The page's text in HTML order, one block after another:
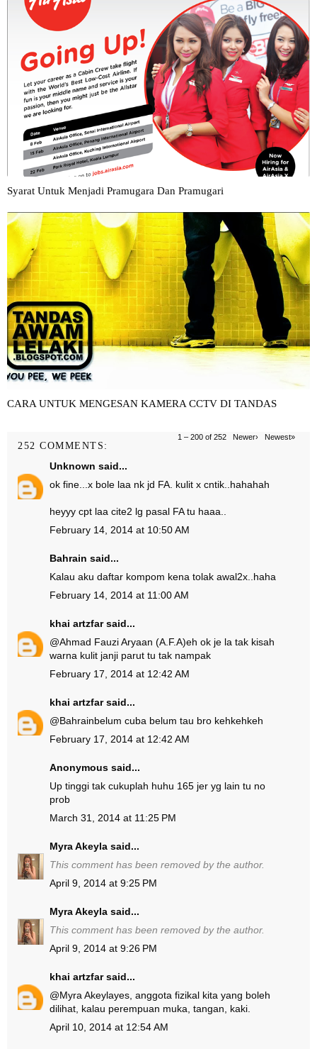
Syarat Untuk Menjadi Pramugara Dan Pramugari
CARA UNTUK MENGESAN KAMERA CCTV DI TANDAS
252 COMMENTS:
1 – 200 of 252 Newer› Newest»
Unknown said...
ok fine...x bole laa nk jd FA. kulit x cntik..hahahah
heyyy cpt laa cite2 lg pasal FA tu haaa..
February 14, 2014 at 10:50 AM
Bahrain said...
Kalau aku daftar kompom kena tolak awal2x..haha
February 14, 2014 at 11:00 AM
khai artzfarsaid...
@Ahmad Fauzi Aryaan (A.F.A)eh ok je la tak kisah
warna kulit janji parut tu tak nampak
February 17, 2014 at 12:42 AM
khai artzfarsaid...
@Bahrainbelum cuba belum tau bro kehkehkeh
February 17, 2014 at 12:42 AM
Anonymous said...
Up tinggi tak cukuplah huhu 165 jer yg lain tu no
prob
March 31, 2014 at 11:25 PM
Myra Akeyla said...
This comment has been removed by the author.
April 9, 2014 at 9:25 PM
Myra Akeyla said...
This comment has been removed by the author.
April 9, 2014 at 9:26 PM
khai artzfarsaid...
@Myra Akeylayes, anggota fizikal kita yang boleh
dilihat, kalau perempuan muka, tangan, kaki.
April 10, 2014 at 12:54 AM